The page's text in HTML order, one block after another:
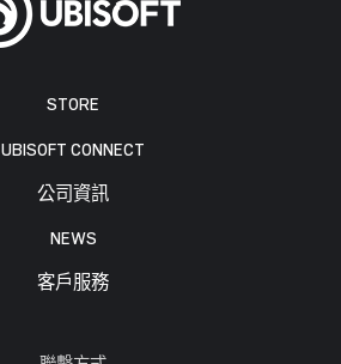
STORE
UBISOFT CONNECT
公司資訊
NEWS
客戶服務